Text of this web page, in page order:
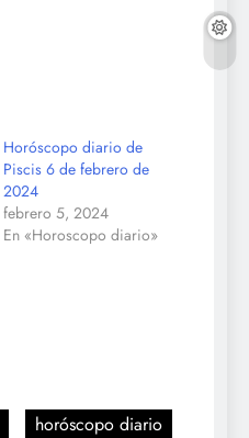
Horóscopo diario de
Piscis 6 de febrero de
2024
febrero 5, 2024
En «Horoscopo diario»
horóscopo diario